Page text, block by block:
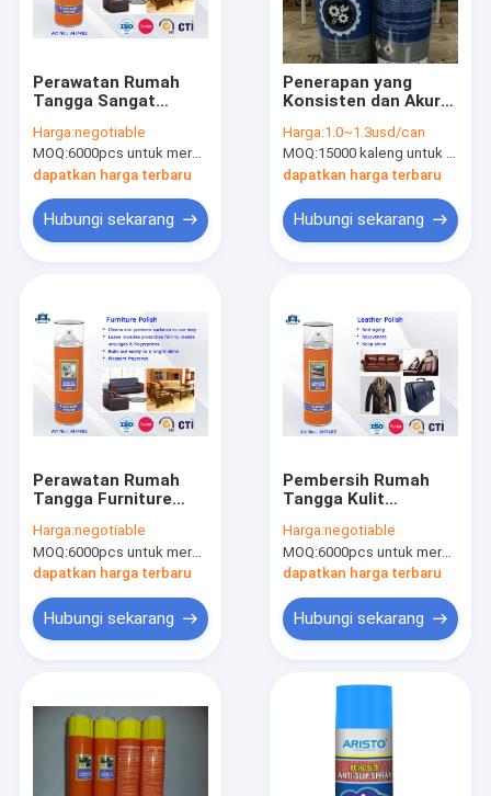
Produk
Tentang Kami
Perawatan Rumah
Tangga Sangat
Polish Aerosol Bisa
Anti-UV dan Ramah
Lingkungan
Harga:negotiable
MOQ:6000pcs untuk merek Aristo, 15000pcs untuk pelanggan merek
dapatkan harga terbaru
Hubungi sekarang
Penerapan yang
Konsisten dan Akurat
Rumah Tangga untuk
Deteksi Kebocoran
Gas pada Pipa Plastik
dan Logam
Harga:1.0~1.3usd/can
MOQ:15000 kaleng untuk OEM, 6000 kaleng untuk merek Aristo
dapatkan harga terbaru
Hubungi sekarang
Perawatan Rumah
Tangga Furniture
Harga:negotiable
MOQ:6000pcs untuk merek Aristo, 15000pcs untuk pelanggan merek
dapatkan harga terbaru
Hubungi sekarang
Pembersih Rumah
Tangga Kulit
Harga:negotiable
MOQ:6000pcs untuk merek Aristo, 15000pcs untuk pelanggan merek
dapatkan harga terbaru
Hubungi sekarang